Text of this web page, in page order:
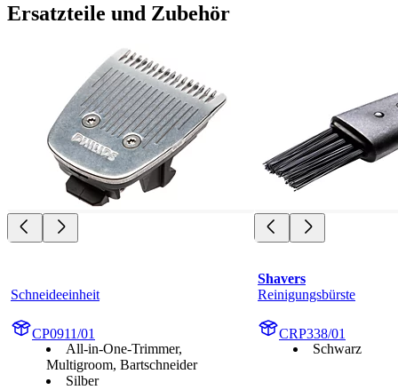
Ersatzteile und Zubehör
Schneideeinheit
CP0911/01
All-in-One-Trimmer,
Multigroom, Bartschneider
Silber
Shavers
Reinigungsbürste
CRP338/01
Schwarz